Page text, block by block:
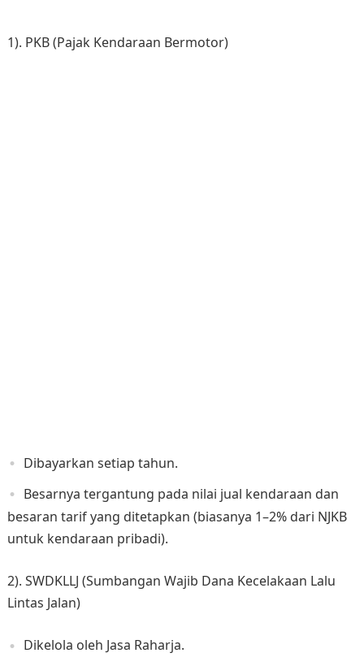
1). PKB (Pajak Kendaraan Bermotor)
Dibayarkan setiap tahun.
Besarnya tergantung pada nilai jual kendaraan dan
besaran tarif yang ditetapkan (biasanya 1–2% dari NJKB
untuk kendaraan pribadi).
2). SWDKLLJ (Sumbangan Wajib Dana Kecelakaan Lalu
Lintas Jalan)
Dikelola oleh Jasa Raharja.